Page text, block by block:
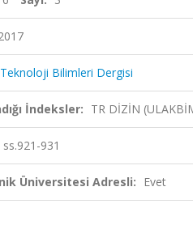
Bilimleri Dergisi
İndeksler: TR DİZİN
ss.921-931
Üniversitesi Adresli: Evet